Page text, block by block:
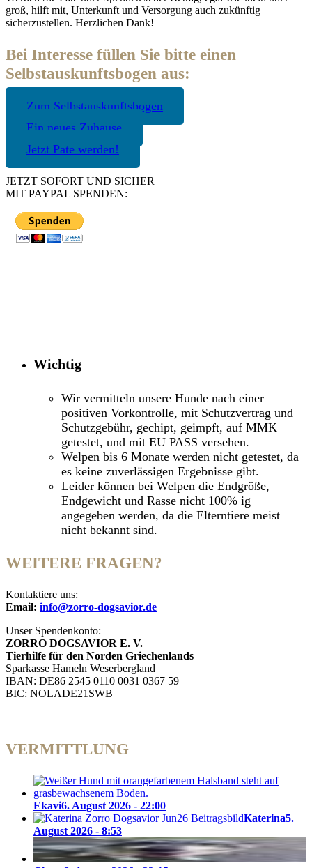
groß, hilft mit, Unterkunft und Versorgung auch zukünftig
sicherzustellen. Herzlichen Dank!
Bei Interesse füllen Sie bitte einen
Selbstauskunftsbogen aus:
Zum Selbstauskunftsbogen
Ein neues Zuhause
Jetzt Pate werden!
JETZT SOFORT UND SICHER
MIT PAYPAL SPENDEN:
Wichtig
Wir vermitteln unsere Hunde nach einer
positiven Vorkontrolle, mit Schutzvertrag und
Schutzgebühr, gechipt, geimpft, auf MMK
getestet, und mit EU PASS versehen.
Welpen bis 6 Monate werden nicht getestet, da
es keine zuverlässigen Ergebnisse gibt.
Leider können bei Welpen die Endgröße,
Endgewicht und Rasse nicht 100% ig
angegeben werden, da die Elterntiere meist
nicht bekannt sind.
WEITERE FRAGEN?
Kontaktiere uns:
Email: info@zorro-dogsavior.de
Unser Spendenkonto:
ZORRO DOGSAVIOR E. V.
Tierhilfe für den Norden Griechenlands
Sparkasse Hameln Weserbergland
IBAN: DE86 2545 0110 0031 0367 59
BIC: NOLADE21SWB
VERMITTLUNG
Ekavi6. August 2026 - 22:00
Katerina5.
August 2026 - 8:53